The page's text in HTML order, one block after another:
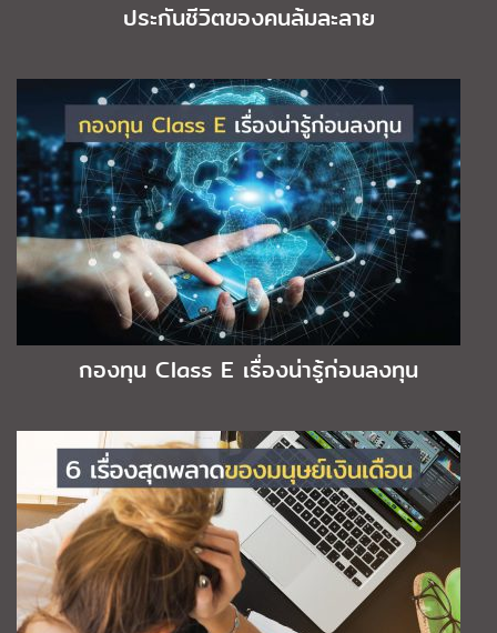
ประกันชีวิตของคนล้มละลาย
กองทุน Class E เรื่องน่ารู้ก่อนลงทุน